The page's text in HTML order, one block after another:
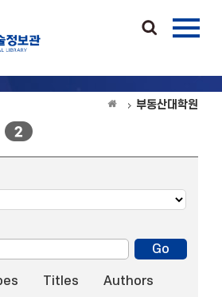
부동산대학원
2
Titles
Authors